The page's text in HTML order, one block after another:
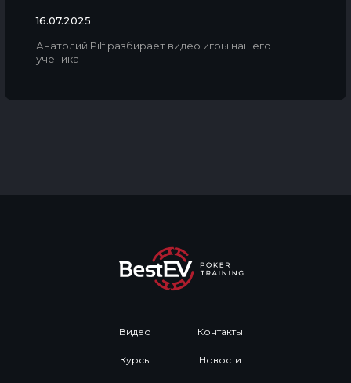
16.07.2025
Анатолий Pilf разбирает видео игры нашего
ученика
Видео
Курсы
Контакты
Новости